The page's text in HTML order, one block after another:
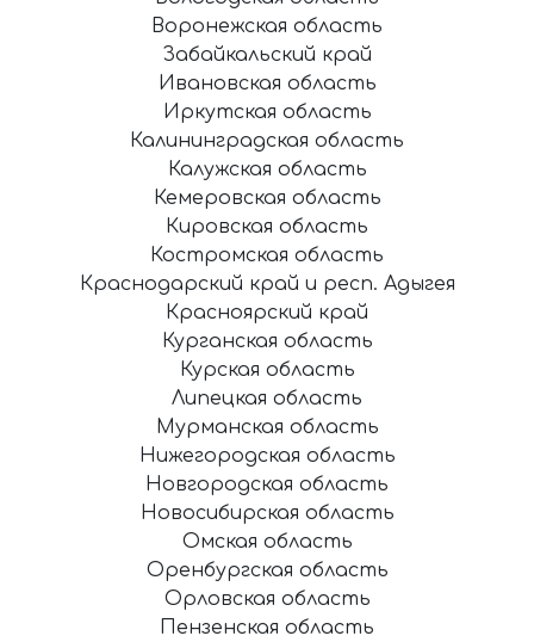
Воронежская область
Забайкальский край
Ивановская область
Иркутская область
Калининградская область
Калужская область
Кемеровская область
Кировская область
Костромская область
Краснодарский край и респ. Адыгея
Красноярский край
Курганская область
Курская область
Липецкая область
Мурманская область
Нижегородская область
Новгородская область
Новосибирская область
Омская область
Оренбургская область
Орловская область
Пензенская область